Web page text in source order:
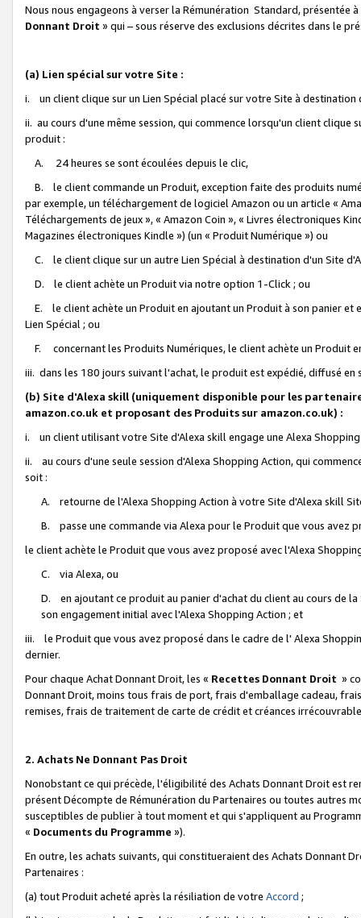
Nous nous engageons à verser la Rémunération Standard, présentée
Donnant Droit » qui – sous réserve des exclusions décrites dans le
(a) Lien spécial sur votre Site :
i. un client clique sur un Lien Spécial placé sur votre Site à destination
ii. au cours d'une même session, qui commence lorsqu'un client
produit :
A. 24 heures se sont écoulées depuis le clic,
B. le client commande un Produit, exception faite des produits
par exemple, un téléchargement de logiciel Amazon ou un article «
Téléchargements de jeux », « Amazon Coin », « Livres électroniques
Magazines électroniques Kindle ») (un « Produit Numérique ») ou
C. le client clique sur un autre Lien Spécial à destination d'un Site
D. le client achète un Produit via notre option 1-Click ; ou
E. le client achète un Produit en ajoutant un Produit à son panier et
Lien Spécial ; ou
F. concernant les Produits Numériques, le client achète un Produit
iii. dans les 180 jours suivant l'achat, le produit est expédié, diffusé
(b) Site d'Alexa skill (uniquement disponible pour les
amazon.co.uk et proposant des Produits sur amazon.co.uk) :
i. un client utilisant votre Site d'Alexa skill engage une Alexa
ii. au cours d'une seule session d'Alexa Shopping Action, qui
soit :
A. retourne de l'Alexa Shopping Action à votre Site d'Alexa skill
B. passe une commande via Alexa pour le Produit que vous avez
le client achète le Produit que vous avez proposé avec l'Alexa
C. via Alexa, ou
D. en ajoutant ce produit au panier d'achat du client au cours de
son engagement initial avec l'Alexa Shopping Action ; et
iii. le Produit que vous avez proposé dans le cadre de l' Alexa
dernier.
Pour chaque Achat Donnant Droit, les « Recettes Donnant Droit »
Donnant Droit, moins tous frais de port, frais d'emballage cadeau,
remises, frais de traitement de carte de crédit et créances
2. Achats Ne Donnant Pas Droit
Nonobstant ce qui précède, l'éligibilité des Achats Donnant Droit est
présent Décompte de Rémunération du Partenaires ou toutes autres
susceptibles de publier à tout moment et qui s'appliquent au
« Documents du Programme »).
En outre, les achats suivants, qui constitueraient des Achats Donnant
Partenaires :
(a) tout Produit acheté après la résiliation de votre Accord ;